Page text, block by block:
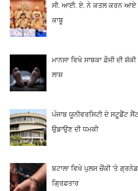
ਸੀ. ਆਈ. ਏ. ਨੇ ਕਤਲ ਕਰਨ ਆਏ
ਕਾਬੂ
ਮਾਨਸਾ ਵਿਖੇ ਸਾਬਕਾ ਫ਼ੌਜੀ ਦੀ
ਲਾਸ਼
ਪੰਜਾਬ ਯੂਨੀਵਰਸਿਟੀ ਦੇ ਸਟੂਡੈਂਟ
ਉਡਾਉਣ ਦੀ ਧਮਕੀ
ਬਟਾਲਾ ਵਿਖੇ ਪੁਲਸ ਚੌਂਕੀ ‘ਤੇ
ਗ੍ਰਿਫ਼ਤਾਰ